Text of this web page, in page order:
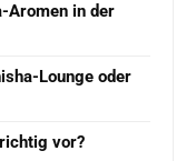
Aromen in der
Lounge oder
vor?